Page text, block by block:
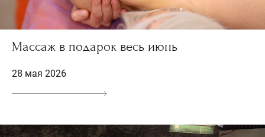
Массаж в подарок весь июнь
28 мая 2026